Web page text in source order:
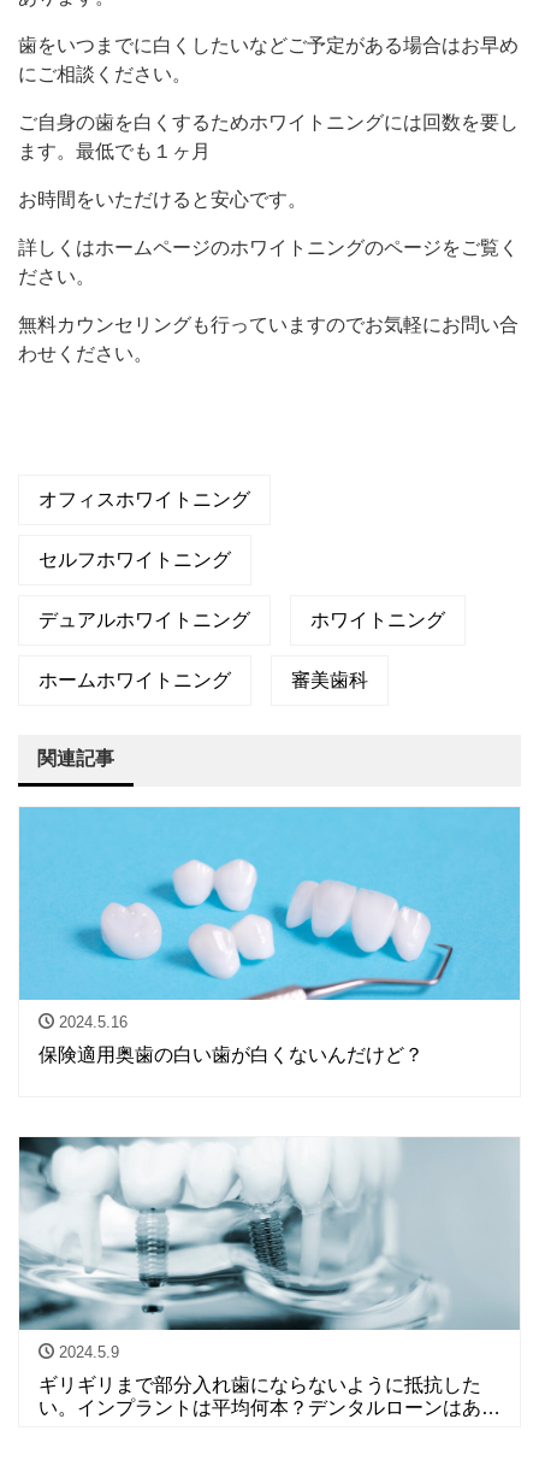
歯をいつまでに白くしたいなどご予定がある場合はお早め
にご相談ください。
ご自身の歯を白くするためホワイトニングには回数を要し
ます。最低でも１ヶ月
お時間をいただけると安心です。
詳しくはホームページのホワイトニングのページをご覧く
ださい。
無料カウンセリングも行っていますのでお気軽にお問い合
わせください。
オフィスホワイトニング
セルフホワイトニング
デュアルホワイトニング ホワイトニング
ホームホワイトニング 審美歯科
関連記事
2024.5.16
保険適用奥歯の白い歯が白くないんだけど？
2024.5.9
ギリギリまで部分入れ歯にならないように抵抗した
い。インプラントは平均何本？デンタルローンはあ